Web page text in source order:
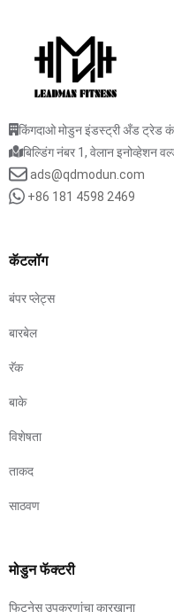
किंगदाओ मोडुन इंडस्ट्री अँड ट्रेड
बिल्डिंग नंबर 1, वेलान इनोव्हेशन
ads@qdmodun.com
+86 181 4598 2469
कॅटलॉग
बंपर प्लेट्स
बारबेल
रॅक
बाके
विशेषता
ताकद
साठवण
मोडुन फॅक्टरी
फिटनेस उपकरणांचा कारखाना